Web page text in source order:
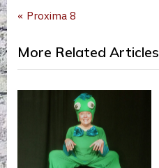
Menneet esitykset
Artikkelien
selaus
P
e
v
i
Proxima 8
More Related Articles